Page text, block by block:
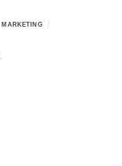
MARKETING